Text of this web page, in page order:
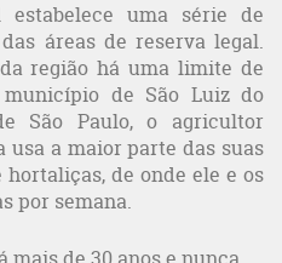
estabelece uma série de
áreas de reserva legal.
região há uma limite de
de São Luiz do
São Paulo, o agricultor
usa a maior parte das suas
de onde ele e os
por semana.